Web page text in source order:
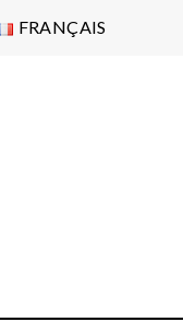
FRANÇAIS